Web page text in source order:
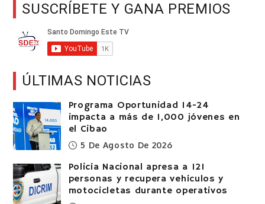
SUSCRÍBETE Y GANA PREMIOS
ÚLTIMAS NOTICIAS
Programa Oportunidad 14-24
impacta a más de 1,000 jóvenes en
el Cibao
5 De Agosto De 2026
Policía Nacional apresa a 121
personas y recupera vehículos y
motocicletas durante operativos